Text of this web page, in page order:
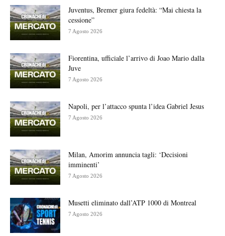
Juventus, Bremer giura fedeltà: “Mai chiesta la
cessione”
7 Agosto 2026
Fiorentina, ufficiale l’arrivo di Joao Mario dalla
Juve
7 Agosto 2026
Napoli, per l’attacco spunta l’idea Gabriel Jesus
7 Agosto 2026
Milan, Amorim annuncia tagli: ‘Decisioni
imminenti’
7 Agosto 2026
Musetti eliminato dall’ATP 1000 di Montreal
7 Agosto 2026